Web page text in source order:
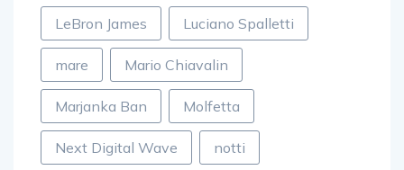
LeBron James Luciano Spalletti
mare Mario Chiavalin
Marjanka Ban Molfetta
Next Digital Wave notti